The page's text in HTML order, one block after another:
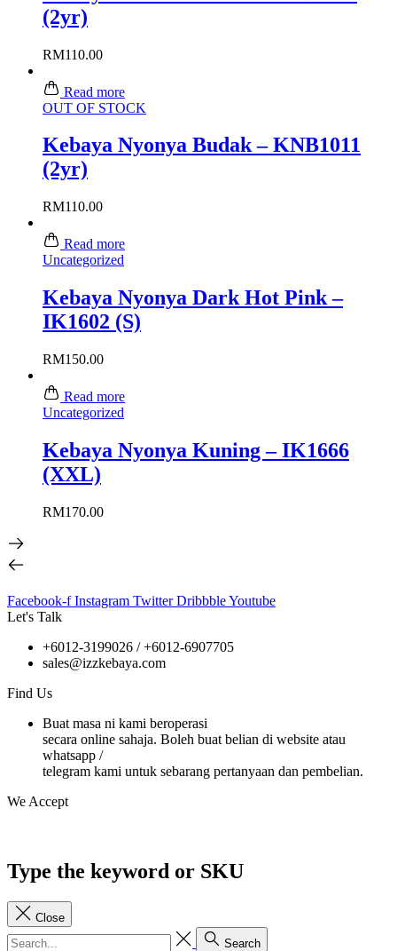
(2yr)
RM110.00
Read more
OUT OF STOCK
Kebaya Nyonya Budak – KNB1011
(2yr)
RM110.00
Read more
Uncategorized
Kebaya Nyonya Dark Hot Pink –
IK1602 (S)
RM150.00
Read more
Uncategorized
Kebaya Nyonya Kuning – IK1666
(XXL)
RM170.00
Facebook-f Instagram Twitter DribbbleYoutube
Let's Talk
+6012-3199026 / +6012-6907705
sales@izzkebaya.com
Find Us
Buat masa ni kami beroperasi
secara online sahaja. Boleh buat belian di website atau
whatsapp /
telegram kami untuk sebarang pertanyaan dan pembelian.
We Accept
Type the keyword or SKU
Close
Search